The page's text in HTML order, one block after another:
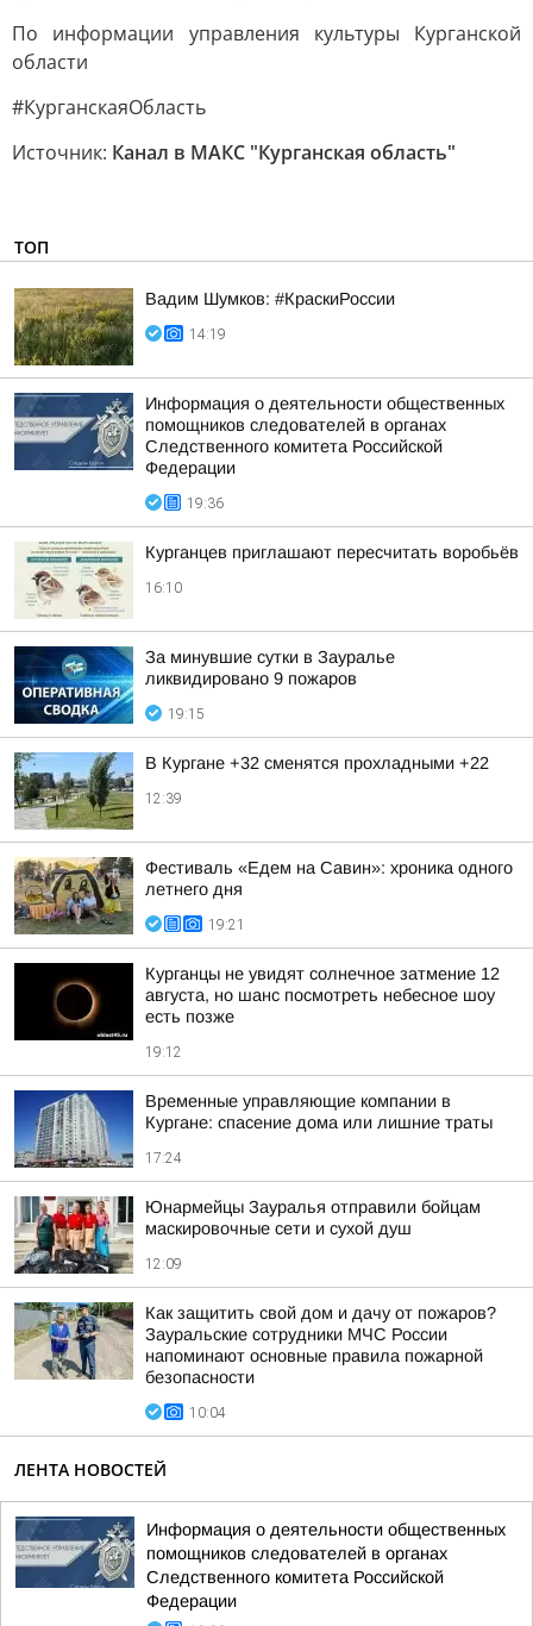
По информации управления культуры Курганской
области
#КурганскаяОбласть
Источник: Канал в МАКС "Курганская область"
ТОП
Вадим Шумков: #КраскиРоссии
14:19
Информация о деятельности общественных
помощников следователей в органах
Следственного комитета Российской
Федерации
19:36
Курганцев приглашают пересчитать воробьёв
16:10
За минувшие сутки в Зауралье
ликвидировано 9 пожаров
19:15
В Кургане +32 сменятся прохладными +22
12:39
Фестиваль «Едем на Савин»: хроника одного
летнего дня
19:21
Курганцы не увидят солнечное затмение 12
августа, но шанс посмотреть небесное шоу
есть позже
19:12
Временные управляющие компании в
Кургане: спасение дома или лишние траты
17:24
Юнармейцы Зауралья отправили бойцам
маскировочные сети и сухой душ
12:09
Как защитить свой дом и дачу от пожаров?
Зауральские сотрудники МЧС России
напоминают основные правила пожарной
безопасности
10:04
ЛЕНТА НОВОСТЕЙ
Информация о деятельности общественных
помощников следователей в органах
Следственного комитета Российской
Федерации